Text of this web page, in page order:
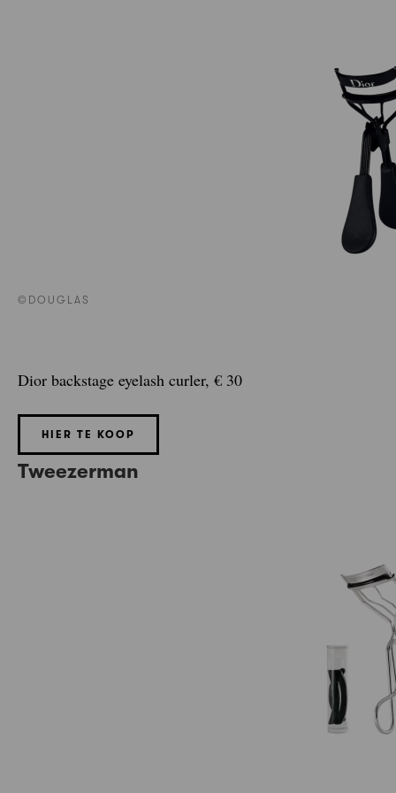
©DOUGLAS
Dior backstage eyelash curler, € 30
HIER TE KOOP
Tweezerman